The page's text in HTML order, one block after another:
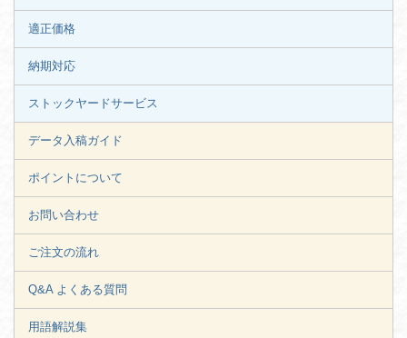
適正価格
納期対応
ストックヤードサービス
データ入稿ガイド
ポイントについて
お問い合わせ
ご注文の流れ
Q&A よくある質問
用語解説集